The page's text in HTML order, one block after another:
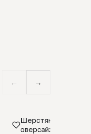
← →
Шерстяной свитер
оверсайз 100%